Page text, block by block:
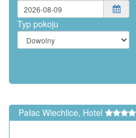
Typ pokoju
Pałac Wiechlice, Hotel